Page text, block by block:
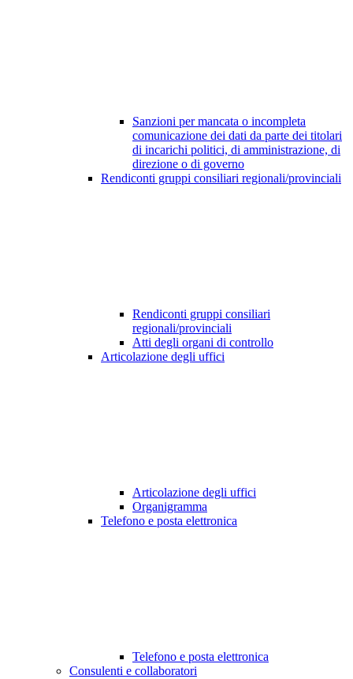
Sanzioni per mancata o incompleta
comunicazione dei dati da parte dei titolari
di incarichi politici, di amministrazione, di
direzione o di governo
Rendiconti gruppi consiliari regionali/provinciali
Rendiconti gruppi consiliari
regionali/provinciali
Atti degli organi di controllo
Articolazione degli uffici
Articolazione degli uffici
Organigramma
Telefono e posta elettronica
Telefono e posta elettronica
Consulenti e collaboratori